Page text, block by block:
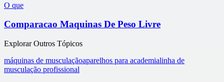
O que
Comparacao Maquinas De Peso Livre
Explorar Outros Tópicos
máquinas de musculaçãoaparelhos para academialinha de
musculação profissional